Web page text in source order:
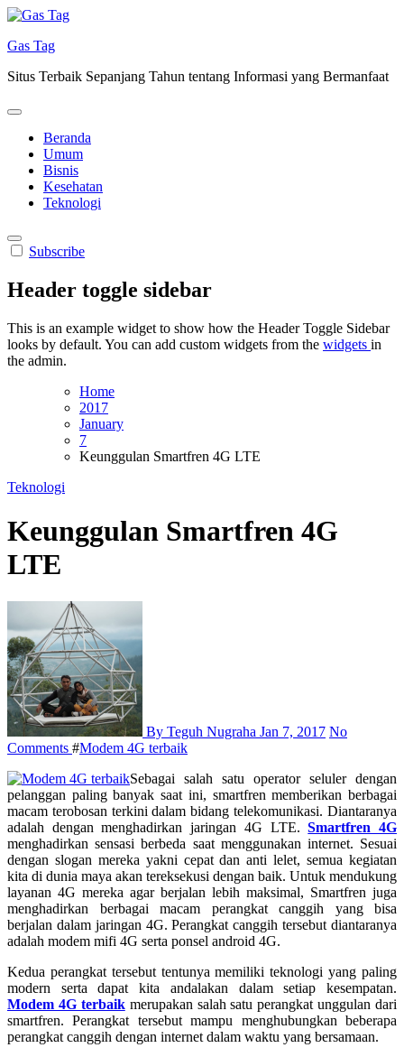
Skip
content
Gas Tag
Situs Terbaik Sepanjang Tahun tentang Informasi yang Bermanfaat
Beranda
Umum
Bisnis
Kesehatan
Teknologi
Subscribe
Header toggle sidebar
This is an example widget to show how the Header Toggle Sidebar
looks by default. You can add custom widgets from the widgets in
the admin.
Home
2017
January
7
Keunggulan Smartfren 4G LTE
Teknologi
Keunggulan Smartfren 4G
LTE
By Teguh Nugraha Jan 7, 2017 No
Comments #Modem 4G terbaik
Sebagai salah satu operator seluler dengan
pelanggan paling banyak saat ini, smartfren memberikan berbagai
macam terobosan terkini dalam bidang telekomunikasi. Diantaranya
adalah dengan menghadirkan jaringan 4G LTE.Smartfren 4G
menghadirkan sensasi berbeda saat menggunakan internet. Sesuai
dengan slogan mereka yakni cepat dan anti lelet, semua kegiatan
kita di dunia maya akan tereksekusi dengan baik. Untuk mendukung
layanan 4G mereka agar berjalan lebih maksimal, Smartfren juga
menghadirkan berbagai macam perangkat canggih yang bisa
berjalan dalam jaringan 4G. Perangkat canggih tersebut diantaranya
adalah modem mifi 4G serta ponsel android 4G.
Kedua perangkat tersebut tentunya memiliki teknologi yang paling
modern serta dapat kita andalakan dalam setiap kesempatan.
Modem 4G terbaikmerupakan salah satu perangkat unggulan dari
smartfren. Perangkat tersebut mampu menghubungkan beberapa
perangkat canggih dengan internet dalam waktu yang bersamaan.